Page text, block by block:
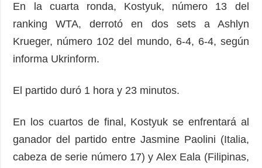
En la cuarta ronda, Kostyuk, número 13 del
ranking WTA, derrotó en dos sets a Ashlyn
Krueger, número 102 del mundo, 6-4, 6-4, según
informa Ukrinform.
El partido duró 1 hora y 23 minutos.
En los cuartos de final, Kostyuk se enfrentará al
ganador del partido entre Jasmine Paolini (Italia,
cabeza de serie número 17) y Alex Eala (Filipinas,